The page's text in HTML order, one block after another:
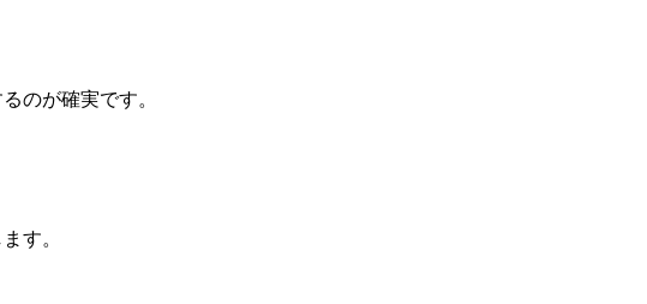
のが確実です。
す。